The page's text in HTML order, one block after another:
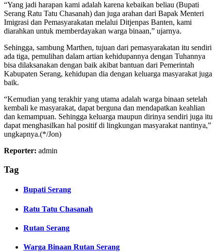
“Yang jadi harapan kami adalah karena kebaikan beliau (Bupati
Serang Ratu Tatu Chasanah) dan juga arahan dari Bapak Menteri
Imigrasi dan Pemasyarakatan melalui Ditjenpas Banten, kami
diarahkan untuk memberdayakan warga binaan,” ujarnya.
Sehingga, sambung Marthen, tujuan dari pemasyarakatan itu sendiri
ada tiga, pemulihan dalam artian kehidupannya dengan Tuhannya
bisa dilaksanakan dengan baik akibat bantuan dari Pemerintah
Kabupaten Serang, kehidupan dia dengan keluarga masyarakat juga
baik.
“Kemudian yang terakhir yang utama adalah warga binaan setelah
kembali ke masyarakat, dapat berguna dan mendapatkan keahlian
dan kemampuan. Sehingga keluarga maupun dirinya sendiri juga itu
dapat menghasilkan hal positif di lingkungan masyarakat nantinya,”
ungkapnya.(*/Jon)
Reporter: admin
Tag
Bupati Serang
Ratu Tatu Chasanah
Rutan Serang
Warga Binaan Rutan Serang